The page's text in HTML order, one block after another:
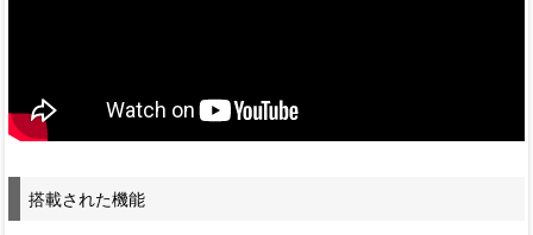
搭載された機能